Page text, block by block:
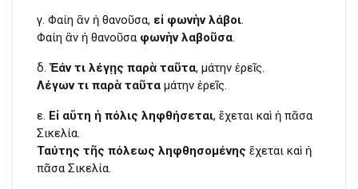
γ. Φαίη ἂν ἡ θανοῦσα, εἰ φωνὴν λάβοι.
Φαίη ἂν ἡ θανοῦσα φωνὴν λαβοῦσα.
δ. Ἐάν τι λέγῃς παρὰ ταῦτα, μάτην ἐρεῖς.
Λέγων τι παρὰ ταῦτα μάτην ἐρεῖς.
ε. Εἰ αὕτη ἡ πόλις ληφθήσεται, ἔχεται καὶ ἡ πᾶσα
Σικελία.
Ταύτης τῆς πόλεως ληφθησομένης ἔχεται καὶ ἡ
πᾶσα Σικελία.